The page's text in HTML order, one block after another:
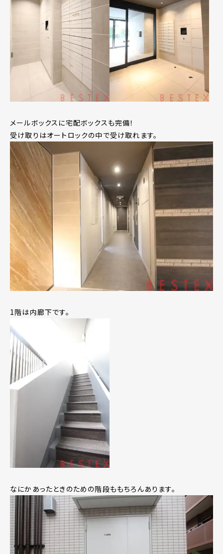
メールボックスに宅配ボックスも完備！
受け取りはオートロックの中で受け取れます。
1階は内廊下です。
なにかあったときのための階段ももちろんあります。